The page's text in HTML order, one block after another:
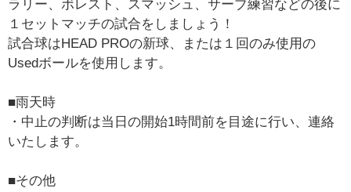
ラリー、ボレスト、スマッシュ、サーブ練習などの後に
１セットマッチの試合をしましょう！
試合球はHEAD PROの新球、または１回のみ使用の
Usedボールを使用します。
■雨天時
・中止の判断は当日の開始1時間前を目途に行い、連絡
いたします。
■その他